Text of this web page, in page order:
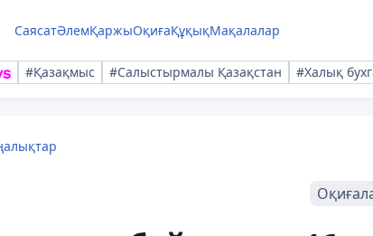
СаясатӘлемҚаржыОқиғаҚұқықМақалалар
#Қазақмыс #Салыстырмалы Қазақстан #Халық